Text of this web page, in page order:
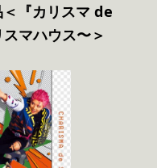
＜『カリスマ de
マハウス〜＞